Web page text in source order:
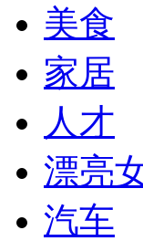
美食
家居
人才
漂亮
汽车